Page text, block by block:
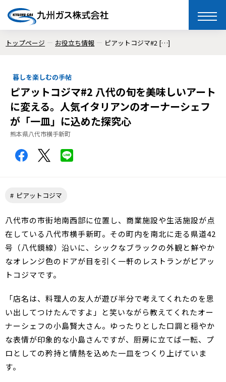
toggle
トップページ お役立ち情報 ピアットコジマ#2 […]
暮しを楽しむの手帖
ピアットコジマ#2 八代の旬を美味しいアート
に変える。人気イタリアンのオーナーシェフ
が「一皿」に込めた探究心
熊本県八代市横手新町
ピアットコジマ
八代市の市街地南西部に位置し、商業施設や生活施設が点
在している八代市横手新町。その町内を南北に走る県道42
号（八代鏡線）沿いに、シックなブラックの外観と鮮やか
なオレンジ色のドアが目を引く一軒のレストランがピアッ
トコジマです。
「店名は、料理人の友人が遊び半分で考えてくれたのを思
い出してつけたんですよ」と笑いながら教えてくれたオー
ナーシェフの小島賢大さん。ゆったりとした口調と穏やか
な表情が印象的な小島さんですが、厨房に立てば一転、プ
ロとしての矜持と情熱を込めた一皿をつくり上げていま
す。